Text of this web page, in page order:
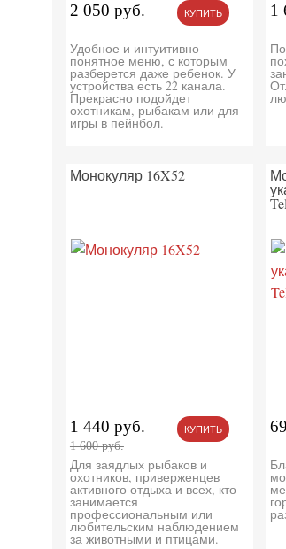
2 050 руб. КУПИТЬ
Удобное и интуитивно
понятное меню, с которым
разберется даже ребенок. У
устройства есть 22 канала.
Прекрасно подойдет
охотникам, рыбакам или для
игры в пейнбол.
1
Монокуляр 16X52
1 440 руб.
1 600 руб.
КУПИТЬ
Для заядлых рыбаков и
охотников, приверженцев
активного отдыха и всех, кто
занимается
профессиональным или
любительским наблюдением
за животными и птицами.